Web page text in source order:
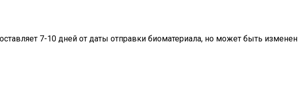
7-10 дней от даты отправки биоматериала, но может быть изменен